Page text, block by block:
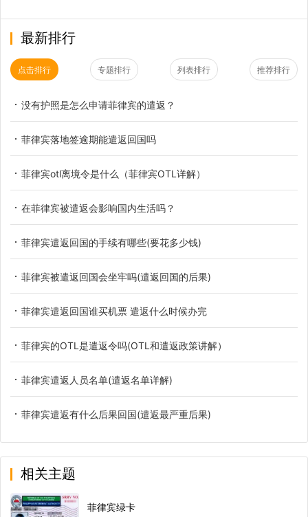
最新排行
点击排行 专题排行 列表排行 推荐排行
没有护照是怎么申请菲律宾的遣返？
菲律宾落地签逾期能遣返回国吗
菲律宾otl离境令是什么（菲律宾OTL详解）
在菲律宾被遣返会影响国内生活吗？
菲律宾遣返回国的手续有哪些(要花多少钱)
菲律宾被遣返回国会坐牢吗(遣返回国的后果)
菲律宾遣返回国谁买机票 遣返什么时候办完
菲律宾的OTL是遣返令吗(OTL和遣返政策讲解）
菲律宾遣返人员名单(遣返名单详解)
菲律宾遣返有什么后果回国(遣返最严重后果)
相关主题
菲律宾绿卡